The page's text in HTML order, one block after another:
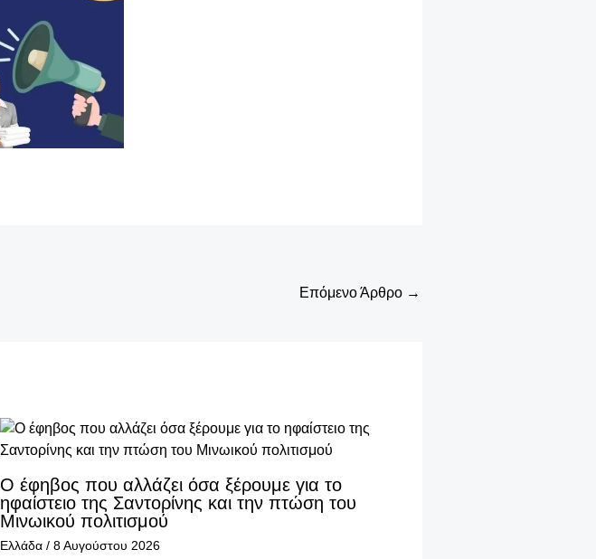
Επόμενο Άρθρο →
Ο έφηβος που αλλάζει όσα ξέρουμε για το
ηφαίστειο της Σαντορίνης και την πτώση του
Μινωικού πολιτισμού
Ελλάδα/ 8 Αυγούστου 2026